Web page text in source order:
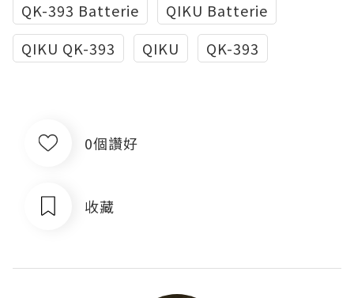
QK-393 Batterie
QIKU Batterie
QIKU QK-393
QIKU QK-393
0個讚好
收藏